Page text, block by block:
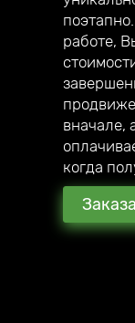
— в 2020
курс по
2016
наши
работе,
вначале,
когда